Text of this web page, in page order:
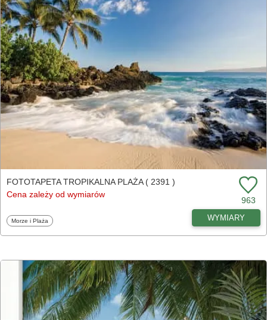
FOTOTAPETA TROPIKALNA PLAŻA ( 2391 )
Cena zależy od wymiarów
963
Fototapety
Morze i Plaża WYMIARY